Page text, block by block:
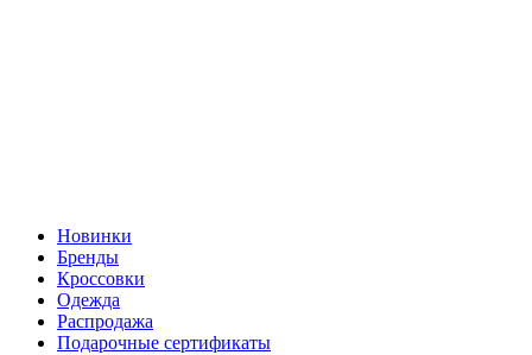
Новинки
Бренды
Кроссовки
Одежда
Распродажа
Подарочные сертификаты